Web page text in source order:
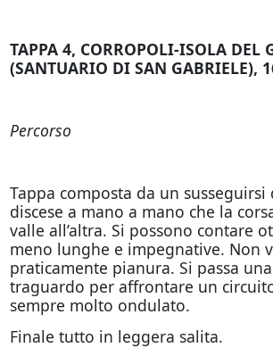
TAPPA 4, CORROPOLI-ISOLA DEL
(SANTUARIO DI SAN GABRIELE),
Percorso
Tappa composta da un
discese a mano a mano che la
valle all’altra. Si possono contare
meno lunghe e impegnative. Non
praticamente pianura. Si passa
traguardo per affrontare un
sempre molto ondulato.
Finale tutto in leggera salita.